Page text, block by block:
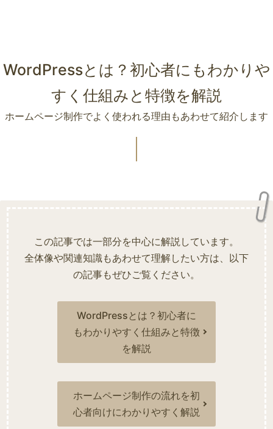
WordPressとは？初心者にもわかりや
すく仕組みと特徴を解説
ホームページ制作でよく使われる理由もあわせて紹介します
この記事では一部分を中心に解説しています。
全体像や関連知識もあわせて理解したい方は、以下
の記事もぜひご覧ください。
WordPressとは？初心者に
もわかりやすく仕組みと特徴
を解説
ホームページ制作の流れを初
心者向けにわかりやすく解説